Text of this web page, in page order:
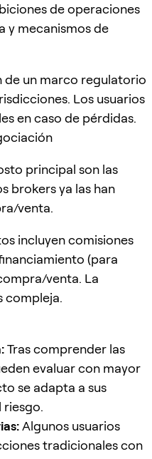
de operaciones
y mecanismos de
de un marco regulatorio
Los usuarios
en caso de pérdidas.
principal son las
brokers ya las han
venta.
incluyen comisiones
(para
venta. La
compleja.
Tras comprender las
evaluar con mayor
se adapta a sus
riesgo.
Algunos usuarios
tradicionales con